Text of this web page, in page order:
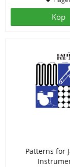
Köp
Patterns for